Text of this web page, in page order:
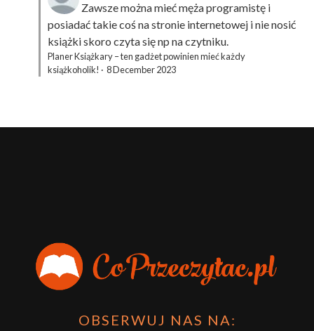
Zawsze można mieć męża programistę i
posiadać takie coś na stronie internetowej i nie nosić
książki skoro czyta się np na czytniku.
Planer Książkary – ten gadżet powinien mieć każdy
książkoholik! · 8 December 2023
OBSERWUJ NAS NA: